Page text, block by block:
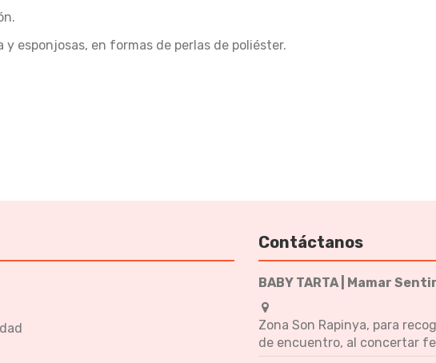
y esponjosas, en formas de perlas de poliéster.
Contáctanos
BABY TARTA | Mamar
Zona Son Rapinya, para
de encuentro, al concertar